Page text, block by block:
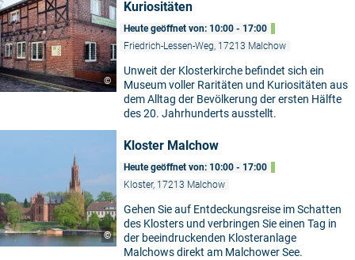
©
Kuriositäten
Heute geöffnet von: 10:00 - 17:00
Friedrich-Lessen-Weg, 17213 Malchow
Unweit der Klosterkirche befindet sich ein
Museum voller Raritäten und Kuriositäten aus
dem Alltag der Bevölkerung der ersten Hälfte
des 20. Jahrhunderts ausstellt.
©
Kloster Malchow
Heute geöffnet von: 10:00 - 17:00
Kloster, 17213 Malchow
Gehen Sie auf Entdeckungsreise im Schatten
des Klosters und verbringen Sie einen Tag in
der beeindruckenden Klosteranlage
Malchows direkt am Malchower See.